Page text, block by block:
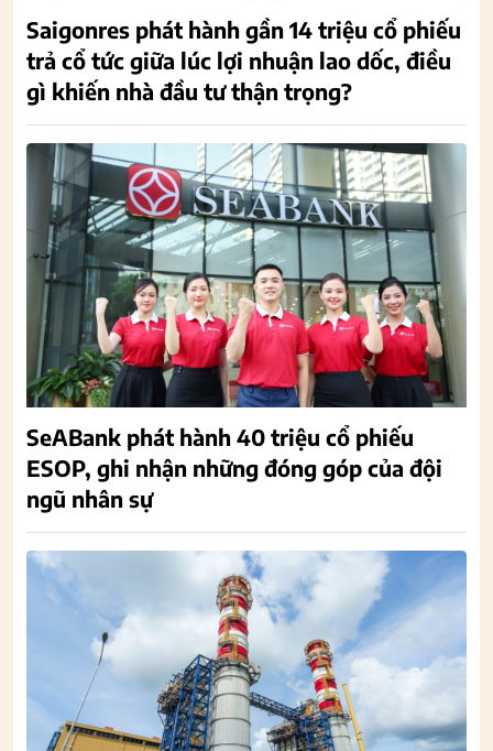
Saigonres phát hành gần 14 triệu cổ phiếu
trả cổ tức giữa lúc lợi nhuận lao dốc, điều
gì khiến nhà đầu tư thận trọng?
SeABank phát hành 40 triệu cổ phiếu
ESOP, ghi nhận những đóng góp của đội
ngũ nhân sự